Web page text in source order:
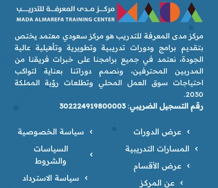
مركز مدى المعرفة للتدريب هو مركز سعودي معتمد يختص
بتقديم برامج ودورات تدريبية وتطويرية وتأهيلية عالية
الجودة، نعتمد في جميع برامجنا على خبرات فريقنا من
المدربين المحترفين، ونصمم دوراتنا بعناية لتواكب
احتياجات سوق العمل المحلي وتطلعات رؤية المملكة
2030.
رقم التسجيل الضريبي:
302224919800003
عرض الدورات
المسارات التدريبية
عرض الأقسام
عن المركز
سياسة الخصوصية
السياسات
والشروط
سياسة الاسترداد